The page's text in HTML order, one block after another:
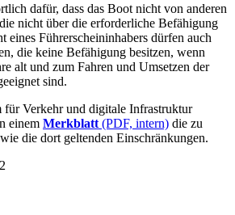
dafür, dass das Boot nicht von anderen
nicht über die erforderliche Befähigung
eines Führerscheininhabers dürfen auch
die keine Befähigung besitzen, wenn
alt und zum Fahren und Umsetzen der
sind.
für Verkehr und digitale Infrastruktur
einem Merkblatt (PDF, intern) die zu
die dort geltenden Einschränkungen.